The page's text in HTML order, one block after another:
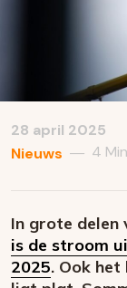
28 april 2025
Nieuws — 4
In grote delen
is de stroom
2025. Ook